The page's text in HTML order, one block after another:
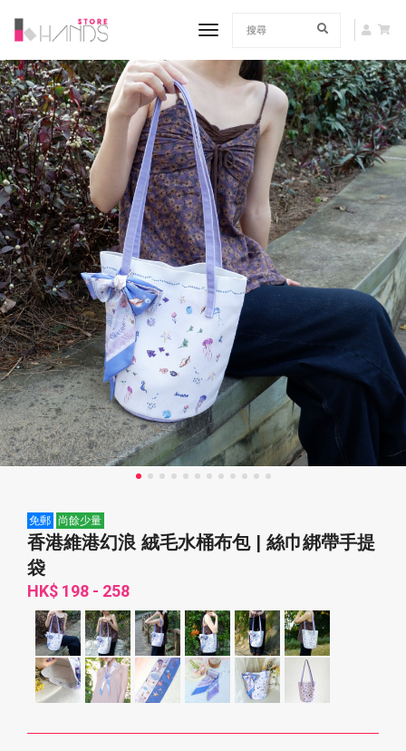
toggle navigation
免郵 尚餘少量
香港維港幻浪 絨毛水桶布包 | 絲巾綁帶手提
袋
HK$ 198 - 258